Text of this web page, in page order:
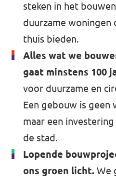
steken in het
duurzame woningen
thuis bieden.
Alles wat we
gaat minstens 100
voor duurzame en
Een gebouw is geen
maar een
de stad.
Lopende
ons groen licht. We